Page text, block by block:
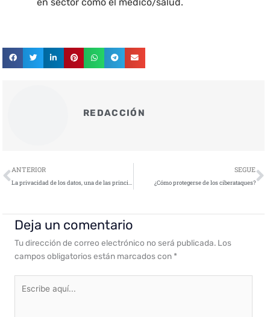
REDACCIÓN
Ant
ANTERIOR
La privacidad de los datos, una de las principales preocupaciones de los usuarios en la era digital
SEGUE
¿Cómo protegerse de los ciberataques?
Deja un comentario
Tu dirección de correo electrónico no será publicada. Los
campos obligatorios están marcados con *
aquí...